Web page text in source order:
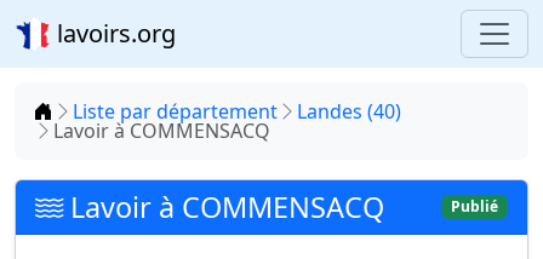
lavoirs.org
Accueil
Liste par département Landes (40)
Lavoir à COMMENSACQ
Lavoir à COMMENSACQ Publié